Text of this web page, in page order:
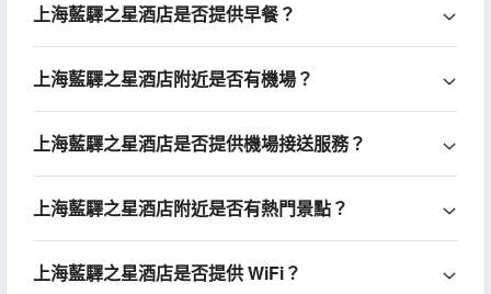
上海藍驛之星酒店是否提供早餐？
上海藍驛之星酒店附近是否有機場？
上海藍驛之星酒店是否提供機場接送服務？
上海藍驛之星酒店附近是否有熱門景點？
上海藍驛之星酒店是否提供 WiFi？